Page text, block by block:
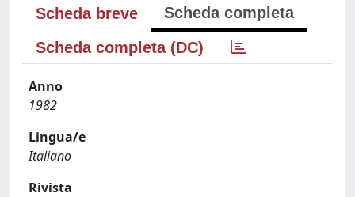
Scheda breve
Scheda completa
Scheda completa (DC)
Anno
1982
Lingua/e
Italiano
Rivista